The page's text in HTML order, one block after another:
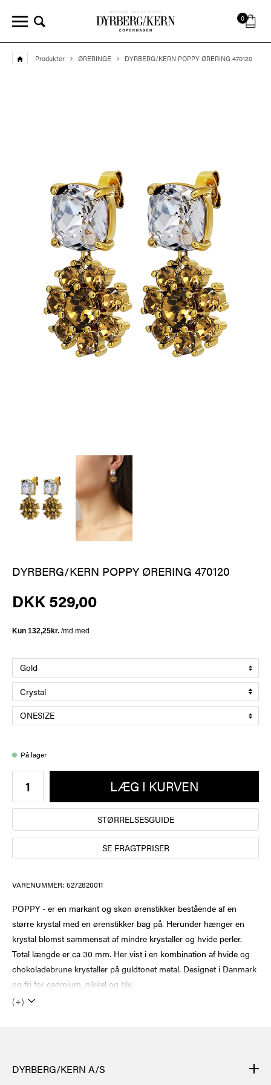
0
Produkter ØRERINGE DYRBERG/KERN POPPY ØRERING 470120
DYRBERG/KERN POPPY ØRERING 470120
DKK 529,00
På lager
LÆG I KURVEN
STØRRELSESGUIDE
SE FRAGTPRISER
VARENUMMER: 5272820011
POPPY - er en markant og skøn ørenstikker bestående af en
større krystal med en ørenstikker bag på. Herunder hænger en
krystal blomst sammensat af mindre krystaller og hvide perler.
Total længde er ca 30 mm. Her vist i en kombination af hvide og
chokoladebrune krystaller på guldtonet metal. Designet i Danmark
og fri for cadmium, nikkel og bly.
(+)
DYRBERG/KERN A/S